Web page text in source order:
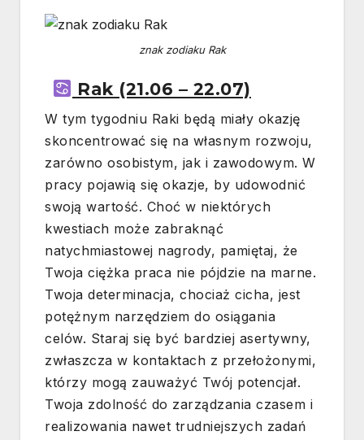
znak zodiaku Rak
Rak (21.06 – 22.07)
W tym tygodniu Raki będą miały okazję
skoncentrować się na własnym rozwoju,
zarówno osobistym, jak i zawodowym. W
pracy pojawią się okazje, by udowodnić
swoją wartość. Choć w niektórych
kwestiach może zabraknąć
natychmiastowej nagrody, pamiętaj, że
Twoja ciężka praca nie pójdzie na marne.
Twoja determinacja, chociaż cicha, jest
potężnym narzędziem do osiągania
celów. Staraj się być bardziej asertywny,
zwłaszcza w kontaktach z przełożonymi,
którzy mogą zauważyć Twój potencjał.
Twoja zdolność do zarządzania czasem i
realizowania nawet trudniejszych zadań